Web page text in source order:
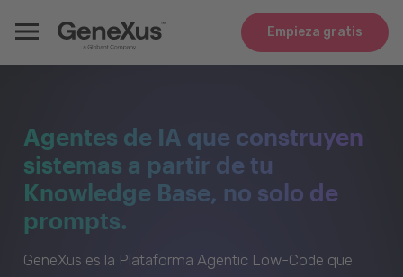
Empieza gratis
Agentes de IA que construyen
sistemas a partir de tu
Knowledge Base, no solo de
prompts.
GeneXus es la Plataforma Agentic Low-Code que